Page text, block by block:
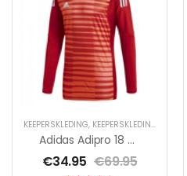
KEEPERSKLEDING, KEEPERSKLEDING SALE
Adidas Adipro 18 Keepersshirt Lange Mouwen
€34.95 €69.95